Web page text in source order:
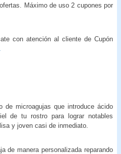
Máximo de uso 2 cupones por
con atención al cliente de Cupón
de microagujas que introduce ácido
de tu rostro para lograr notables
y joven casi de inmediato.
de manera personalizada reparando